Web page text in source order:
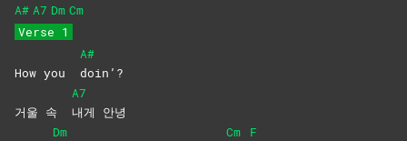
A# A7 Dm Cm
Verse 1
How you
A#
doin’?
거울 속
A7
내게 안녕
Dm
Cm
F